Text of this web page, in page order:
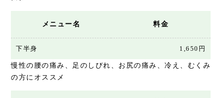
メニュー名 料金
下半身 1,650円
慢性の腰の痛み、足のしびれ、お尻の痛み、冷え、むくみ
の方にオススメ